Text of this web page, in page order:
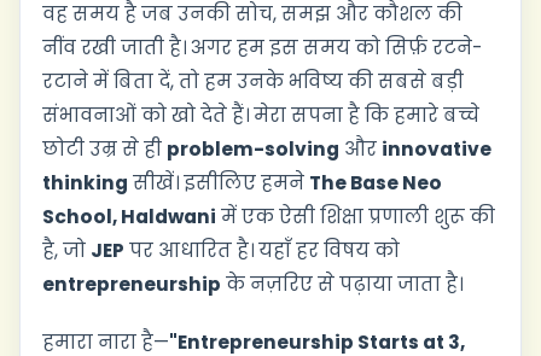
वह समय है जब उनकी सोच, समझ और कौशल की
नींव रखी जाती है। अगर हम इस समय को सिर्फ़ रटने-
रटाने में बिता दें, तो हम उनके भविष्य की सबसे बड़ी
संभावनाओं को खो देते हैं। मेरा सपना है कि हमारे बच्चे
छोटी उम्र से ही problem-solving और innovative
thinking सीखें। इसीलिए हमने The Base Neo
School, Haldwani में एक ऐसी शिक्षा प्रणाली शुरू की
है, जो JEP पर आधारित है। यहाँ हर विषय को
entrepreneurship के नज़रिए से पढ़ाया जाता है।
हमारा नारा है—"Entrepreneurship Starts at 3,